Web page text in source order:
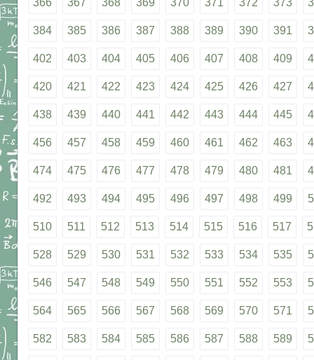
366 367 368 369 370 371 372 373
384 385 386 387 388 389 390 391
402 403 404 405 406 407 408 409
420 421 422 423 424 425 426 427
438 439 440 441 442 443 444 445
456 457 458 459 460 461 462 463
474 475 476 477 478 479 480 481
492 493 494 495 496 497 498 499
510 511 512 513 514 515 516 517
528 529 530 531 532 533 534 535
546 547 548 549 550 551 552 553
564 565 566 567 568 569 570 571
582 583 584 585 586 587 588 589